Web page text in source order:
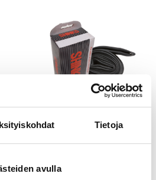
Tietoja
avulla
GOLDEN BOY
7,99€